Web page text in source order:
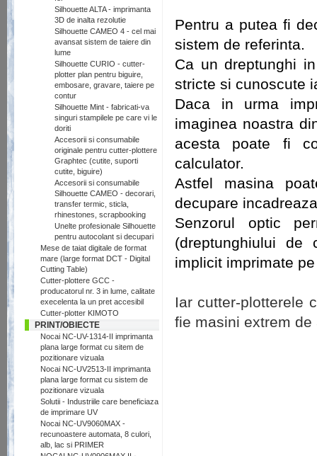
Silhouette ALTA - imprimanta
3D de inalta rezolutie
Silhouette CAMEO 4 - cel mai
avansat sistem de taiere din
lume
Silhouette CURIO - cutter-
plotter plan pentru biguire,
embosare, gravare, taiere pe
contur
Silhouette Mint - fabricati-va
singuri stampilele pe care vi le
doriti
Accesorii si consumabile
originale pentru cutter-plottere
Graphtec (cutite, suporti
cutite, biguire)
Accesorii si consumabile
Silhouette CAMEO - decorari,
transfer termic, sticla,
rhinestones, scrapbooking
Unelte profesionale Silhouette
pentru autocolant si decupari
Mese de taiat digitale de format
mare (large format DCT - Digital
Cutting Table)
Cutter-plottere GCC -
producatorul nr. 3 in lume, calitate
execelenta la un pret accesibil
Cutter-plotter KIMOTO
PRINT/OBIECTE
Nocai NC-UV-1314-II imprimanta
plana large format cu sitem de
pozitionare vizuala
Nocai NC-UV2513-II imprimanta
plana large format cu sistem de
pozitionare vizuala
Solutii - Industriile care beneficiaza
de imprimare UV
Nocai NC-UV9060MAX -
recunoastere automata, 8 culori,
alb, lac si PRIMER
Pentru a putea fi
sistem de referinta.
Ca un dreptunghi
stricte si cunoscute
Daca in urma
imaginea noastra
acesta poate fi
calculator.
Astfel masina
decupare
Senzorul optic
(dreptunghiului de
implicit imprimate
Iar cutter-plotterele
fie masini extrem